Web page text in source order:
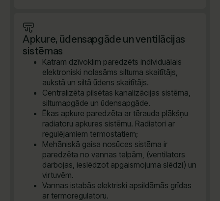
Apkure, ūdensapgāde un ventilācijas
sistēmas
Katram dzīvoklim paredzēts individuālais
elektroniski nolasāms siltuma skaitītājs,
aukstā un siltā ūdens skaitītājs.
Centralizēta pilsētas kanalizācijas sistēma,
siltumapgāde un ūdensapgāde.
Ēkas apkure paredzēta ar tērauda plākšņu
radiatoru apkures sistēmu. Radiatori ar
regulējamiem termostatiem;
Mehāniskā gaisa nosūces sistēma ir
paredzēta no vannas telpām, (ventilators
darbojas, ieslēdzot apgaismojuma slēdzi) un
virtuvēm.
Vannas istabās elektriski apsildāmās grīdas
ar termoregulatoru.